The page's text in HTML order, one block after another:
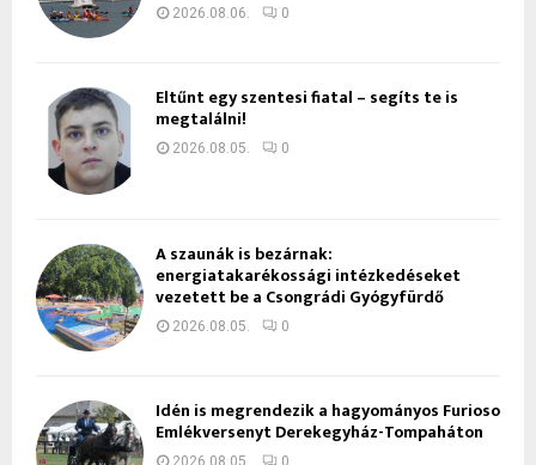
2026.08.06. 0
Eltűnt egy szentesi fiatal – segíts te is
megtalálni!
2026.08.05. 0
A szaunák is bezárnak:
energiatakarékossági intézkedéseket
vezetett be a Csongrádi Gyógyfürdő
2026.08.05. 0
Idén is megrendezik a hagyományos Furioso
Emlékversenyt Derekegyház-Tompaháton
2026.08.05. 0